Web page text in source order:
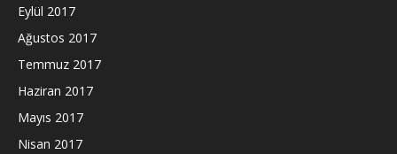
Eylül 2017
Ağustos 2017
Temmuz 2017
Haziran 2017
Mayıs 2017
Nisan 2017